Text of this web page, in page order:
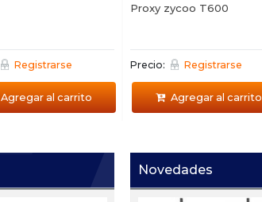
Registrarse
Agregar al carrito
Proxy zycoo T600
Precio: Registrarse
Agregar al carrito
Novedades